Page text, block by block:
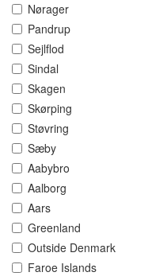
Nørager
Pandrup
Sejlflod
Sindal
Skagen
Skørping
Støvring
Sæby
Aabybro
Aalborg
Aars
Greenland
Outside Denmark
Faroe Islands